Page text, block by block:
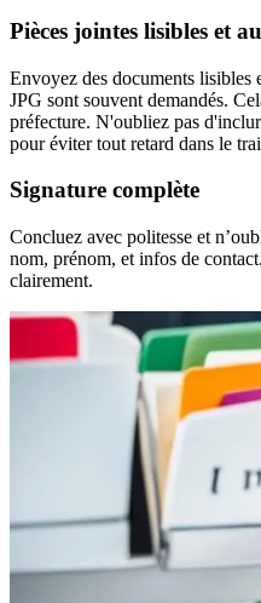
Pièces jointes lisibles et
Envoyez des documents lisibles
JPG sont souvent demandés.
préfecture. N'oubliez pas
pour éviter tout retard dans le
Signature complète
Concluez avec politesse et
nom, prénom, et infos de
clairement.